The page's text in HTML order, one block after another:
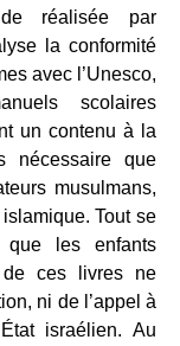
réalisée par
la conformité
avec l’Unesco,
scolaires
un contenu à la
nécessaire que
musulmans,
Tout se
que les enfants
de ces livres ne
ni de l’appel à
israélien. Au